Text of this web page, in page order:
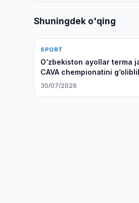
Shuningdek o'qing
SPORT
O‘zbekiston ayollar terma
CAVA chempionatini
yakunladi
30/07/2026